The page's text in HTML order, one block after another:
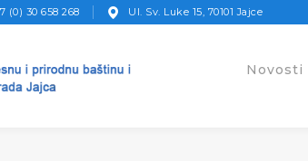
(0) 30 658 268 Ul. Sv. Luke 15, 70101 Jajce
Novosti